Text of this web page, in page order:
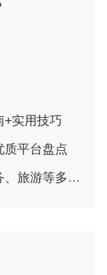
+实用技巧
质平台盘点
一站式解决方案！成都租车公司满足商务、旅游等多元租车需求